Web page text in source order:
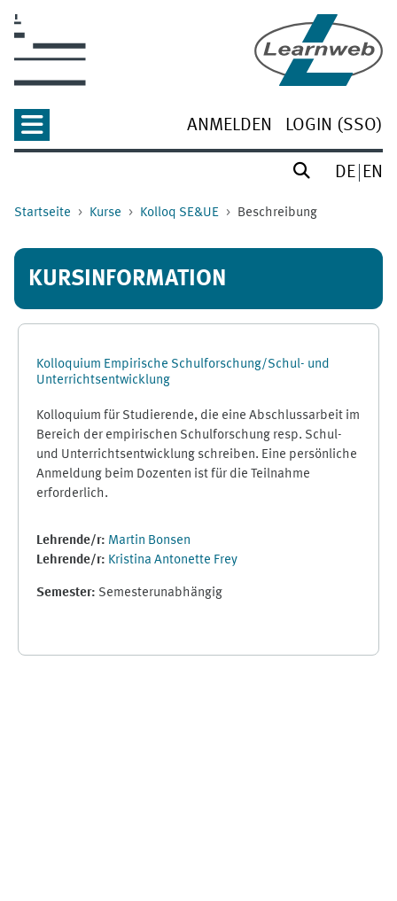
ANMELDEN LOGIN (SSO)
DE EN
Startseite Kurse Kolloq SE&UE Beschreibung
KURSINFORMATION
Kolloquium Empirische Schulforschung/Schul- und
Unterrichtsentwicklung
Kolloquium für Studierende, die eine Abschlussarbeit im
Bereich der empirischen Schulforschung resp. Schul-
und Unterrichtsentwicklung schreiben. Eine persönliche
Anmeldung beim Dozenten ist für die Teilnahme
erforderlich.
Lehrende/r: Martin Bonsen
Lehrende/r: Kristina Antonette Frey
Semester: Semesterunabhängig